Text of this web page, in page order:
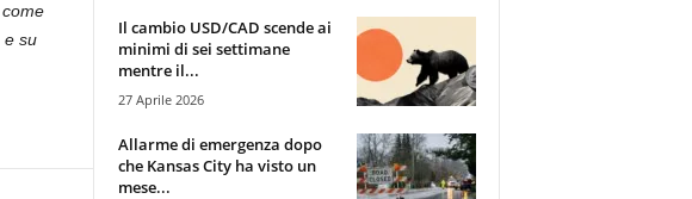
e su
Il cambio USD/CAD scende ai
minimi di sei settimane
mentre il...
27 Aprile 2026
Allarme di emergenza dopo
che Kansas City ha visto un
mese...